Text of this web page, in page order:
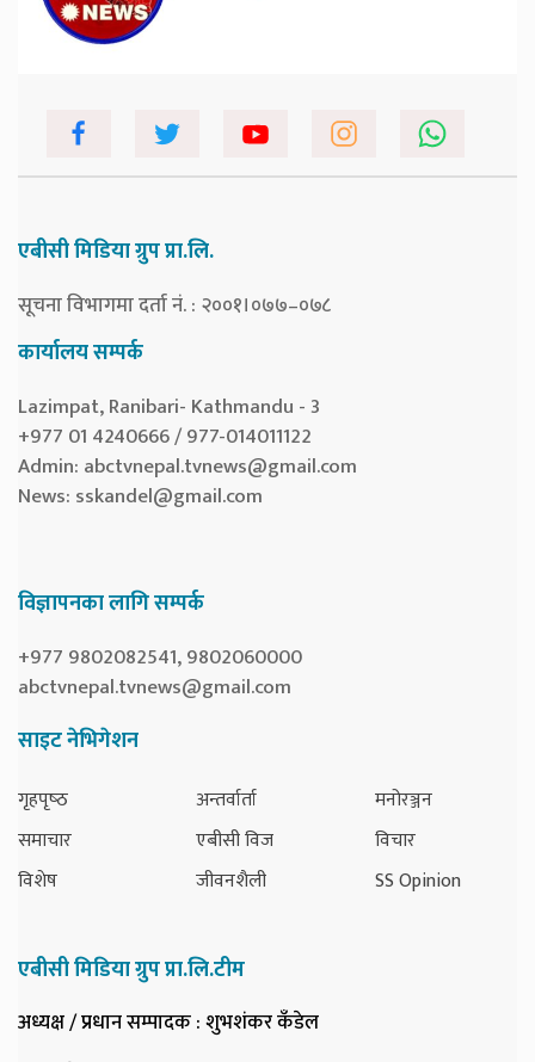
एबीसी मिडिया ग्रुप प्रा.लि.
सूचना विभागमा दर्ता नं. : २००१।०७७–०७८
कार्यालय सम्पर्क
Lazimpat, Ranibari- Kathmandu - 3
+977 01 4240666 / 977-014011122
Admin: abctvnepal.tvnews@gmail.com
News: sskandel@gmail.com
विज्ञापनका लागि सम्पर्क
+977 9802082541, 9802060000
abctvnepal.tvnews@gmail.com
साइट नेभिगेशन
गृहपृष्‍ठ
समाचार
विशेष
अन्तर्वार्ता
एबीसी विज
जीवनशैली
मनोरञ्जन
विचार
SS Opinion
एबीसी मिडिया ग्रुप प्रा.लि.टीम
अध्यक्ष / प्रधान सम्पादक: शुभशंकर कँडेल